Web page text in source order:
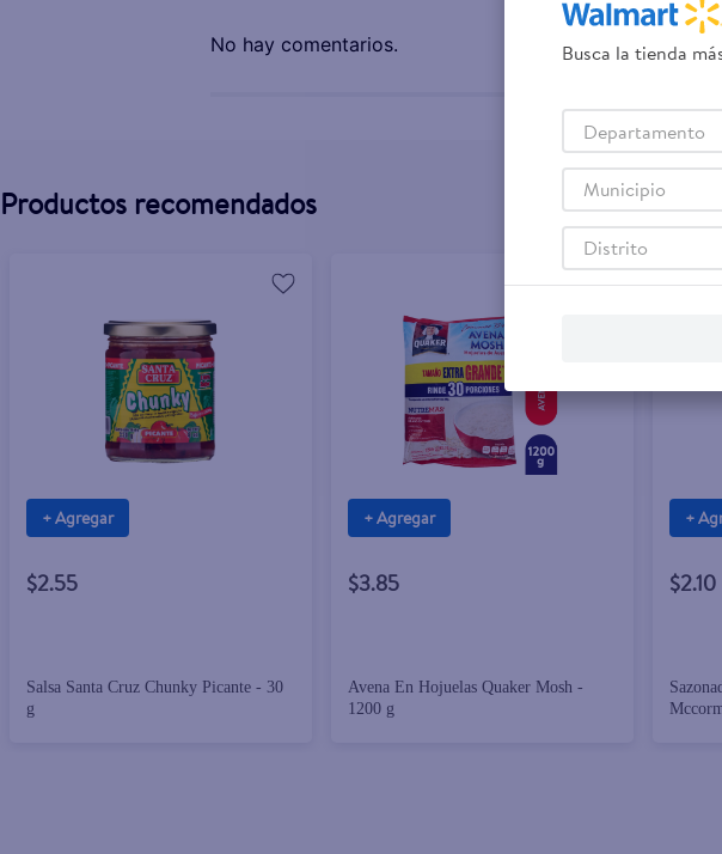
No hay comentarios.
Productos recomendados
+ Agregar
$2.55
Salsa Santa Cruz Chunky Picante - 30
g
+ Agregar
$3.85
Avena En Hojuelas Quaker Mosh -
1200 g
+
$2.10
Busca la tienda
Departamento
Municipio
Distrito